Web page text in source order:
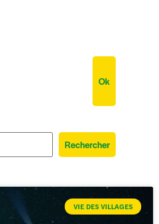
Ok
Rechercher
VIE DES VILLAGES